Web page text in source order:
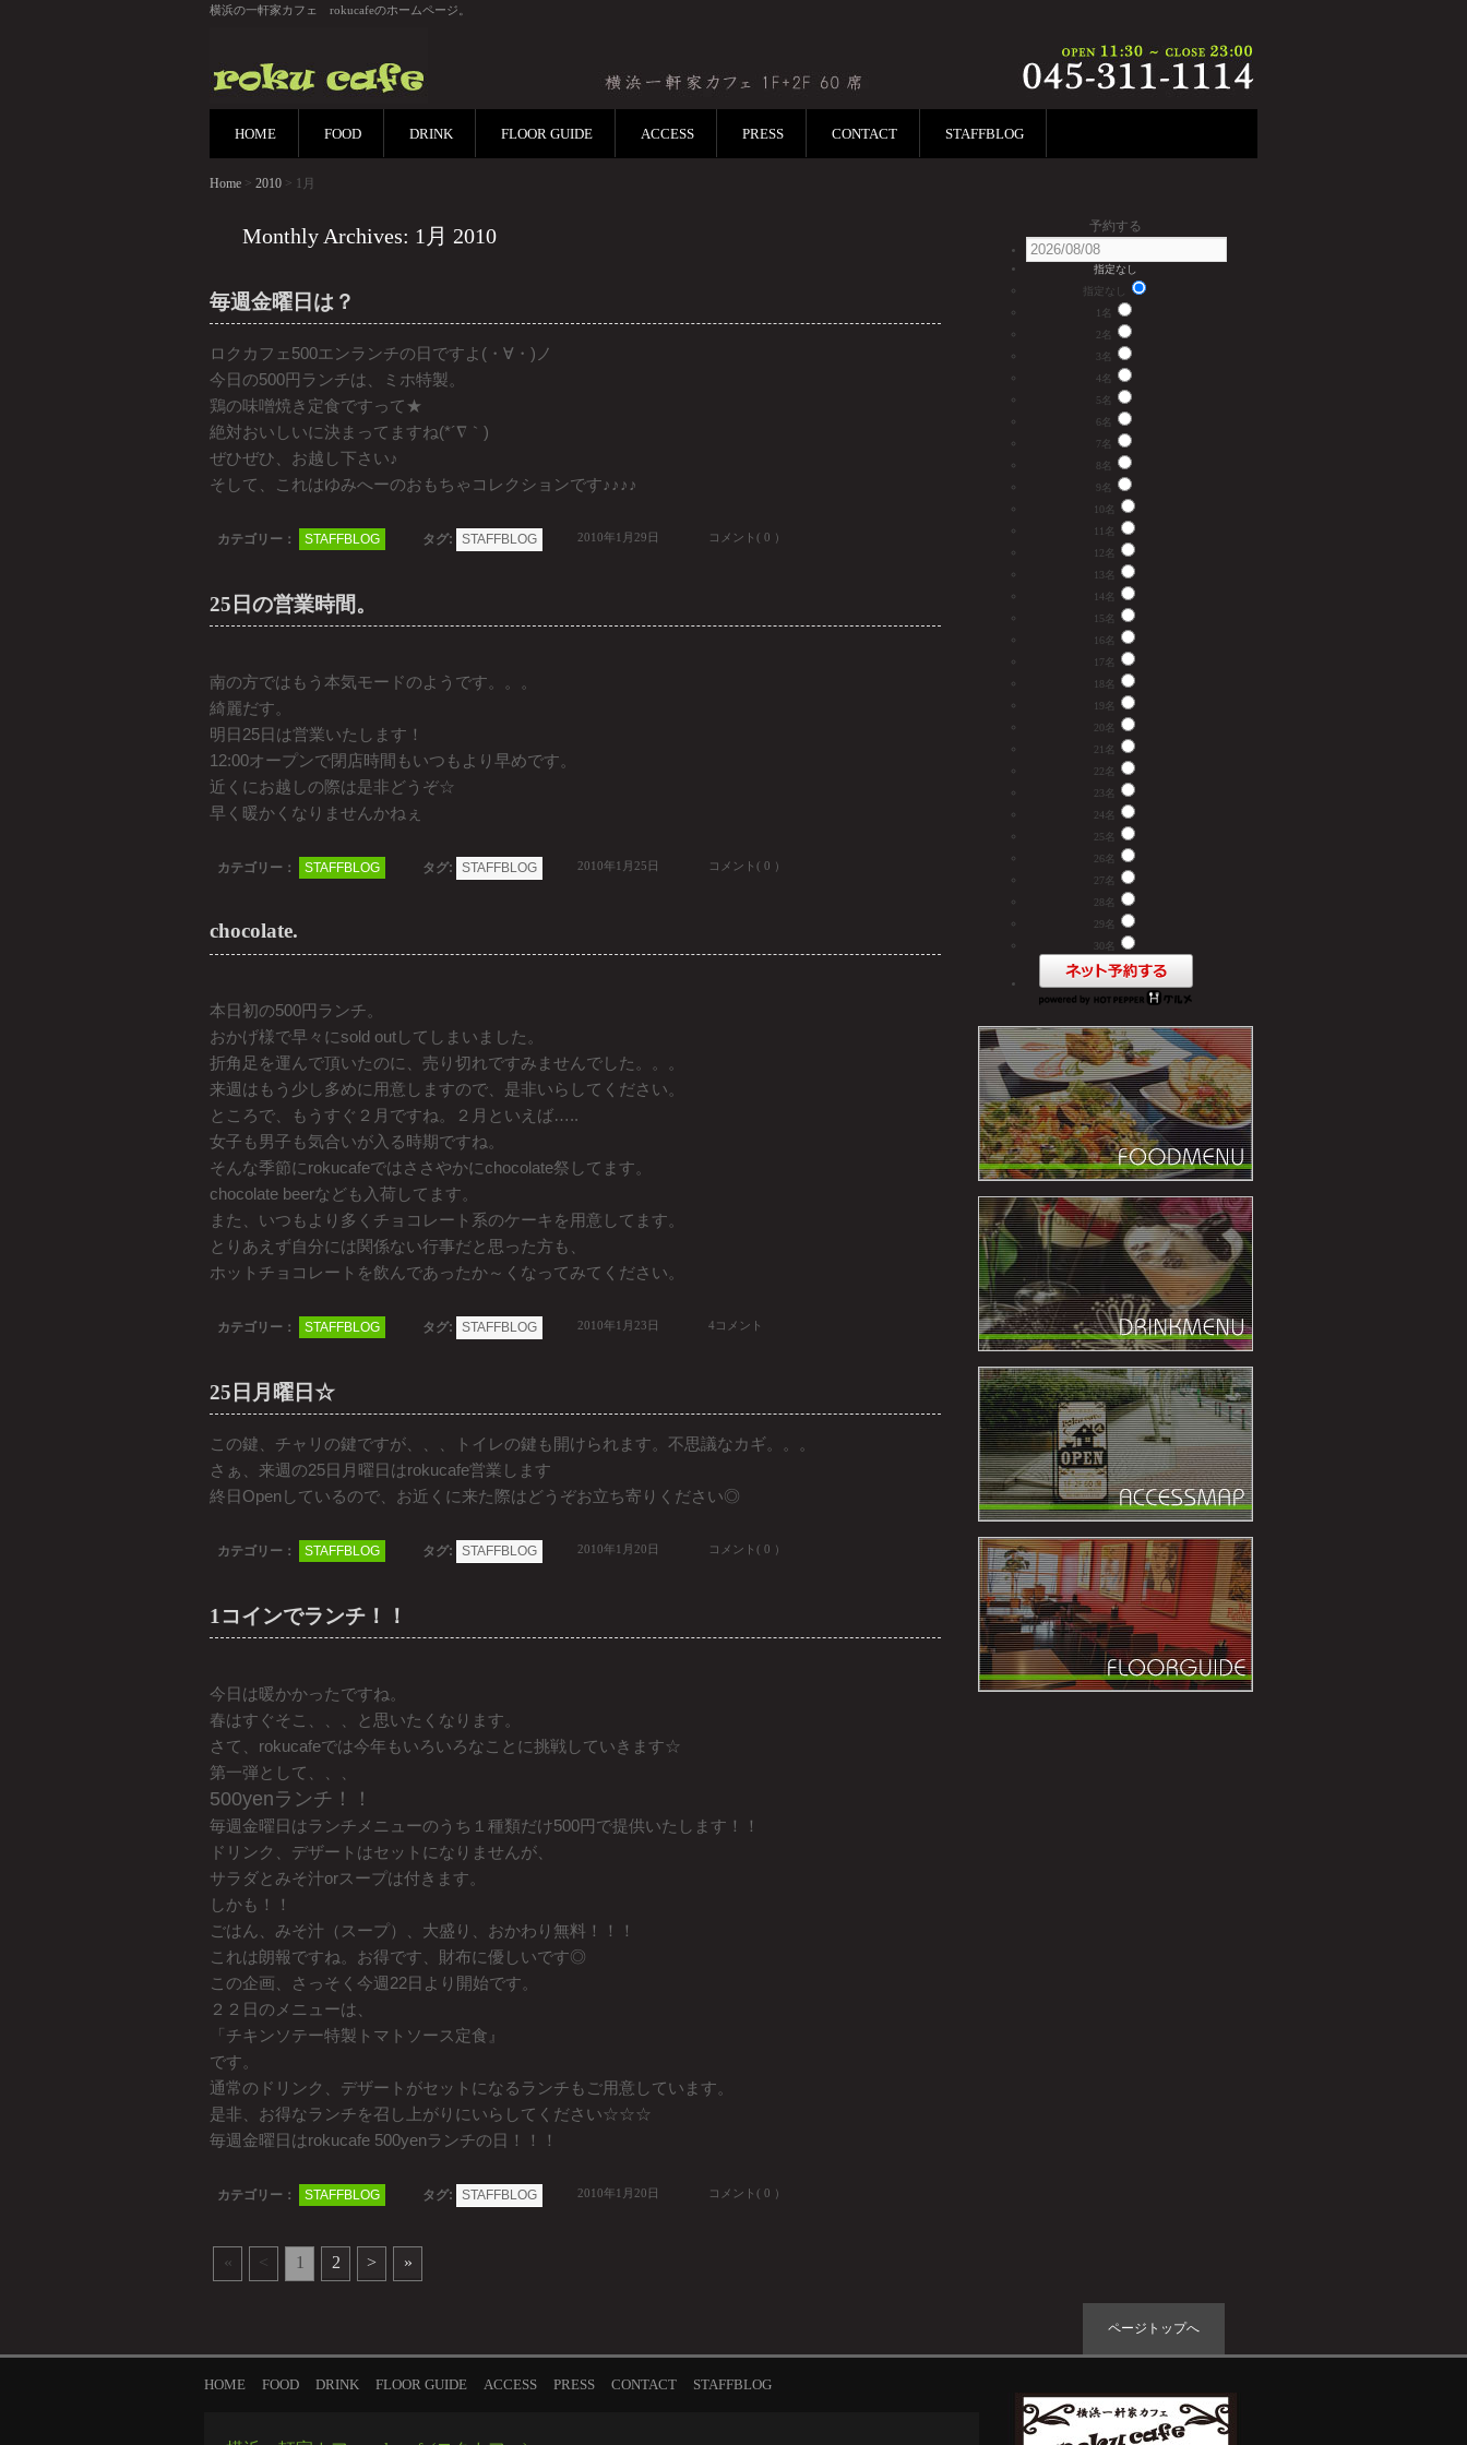
横浜の一軒家カフェ rokucafeのホームページ。
HOME FOOD DRINK FLOOR GUIDE ACCESS PRESS CONTACT STAFFBLOG
Home > 2010 > 1月
Monthly Archives: 1月 2010
毎週金曜日は？
ロクカフェ500エンランチの日ですよ(・∀・)ノ
今日の500円ランチは、ミホ特製。
鶏の味噌焼き定食ですって★
絶対おいしいに決まってますね(*´∇｀)
ぜひぜひ、お越し下さい♪
そして、これはゆみへーのおもちゃコレクションです♪♪♪♪
カテゴリー： STAFFBLOG タグ: STAFFBLOG 2010年1月29日 コメント( 0 ）
25日の営業時間。
南の方ではもう本気モードのようです。。。
綺麗だす。
明日25日は営業いたします！
12:00オープンで閉店時間もいつもより早めです。
近くにお越しの際は是非どうぞ☆
早く暖かくなりませんかねぇ
カテゴリー： STAFFBLOG タグ: STAFFBLOG 2010年1月25日 コメント( 0 ）
chocolate.
本日初の500円ランチ。
おかげ様で早々にsold outしてしまいました。
折角足を運んで頂いたのに、売り切れですみませんでした。。。
来週はもう少し多めに用意しますので、是非いらしてください。
ところで、もうすぐ２月ですね。２月といえば…..
女子も男子も気合いが入る時期ですね。
そんな季節にrokucafeではささやかにchocolate祭してます。
chocolate beerなども入荷してます。
また、いつもより多くチョコレート系のケーキを用意してます。
とりあえず自分には関係ない行事だと思った方も、
ホットチョコレートを飲んであったか～くなってみてください。
カテゴリー： STAFFBLOG タグ: STAFFBLOG 2010年1月23日 4コメント
25日月曜日☆
この鍵、チャリの鍵ですが、、、トイレの鍵も開けられます。不思議なカギ。。。
さぁ、来週の25日月曜日はrokucafe営業します
終日Openしているので、お近くに来た際はどうぞお立ち寄りください◎
カテゴリー： STAFFBLOG タグ: STAFFBLOG 2010年1月20日 コメント( 0 ）
1コインでランチ！！
今日は暖かかったですね。
春はすぐそこ、、、と思いたくなります。
さて、rokucafeでは今年もいろいろなことに挑戦していきます☆
第一弾として、、、
500yenランチ！！
毎週金曜日はランチメニューのうち１種類だけ500円で提供いたします！！
ドリンク、デザートはセットになりませんが、
サラダとみそ汁orスープは付きます。
しかも！！
ごはん、みそ汁（スープ）、大盛り、おかわり無料！！！
これは朗報ですね。お得です、財布に優しいです◎
この企画、さっそく今週22日より開始です。
２２日のメニューは、
「チキンソテー特製トマトソース定食』
です。
通常のドリンク、デザートがセットになるランチもご用意しています。
是非、お得なランチを召し上がりにいらしてください☆☆☆
毎週金曜日はrokucafe 500yenランチの日！！！
カテゴリー： STAFFBLOG タグ: STAFFBLOG 2010年1月20日 コメント( 0 ）
« < 1 2 > »
予約する
指定なし
指定なし
1名
2名
3名
4名
5名
6名
7名
8名
9名
10名
11名
12名
13名
14名
15名
16名
17名
18名
19名
20名
21名
22名
23名
24名
25名
26名
27名
28名
29名
30名
ページトップへ
HOME FOOD DRINK FLOOR GUIDE ACCESS PRESS CONTACT STAFFBLOG